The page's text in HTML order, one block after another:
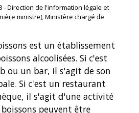
- Direction de l'information légale et
ministre), Ministère chargé de
est un établissement
alcoolisées. Si c'est
ou un bar, il s'agit de son
Si c'est un restaurant
il s'agit d'une activité
boissons peuvent être